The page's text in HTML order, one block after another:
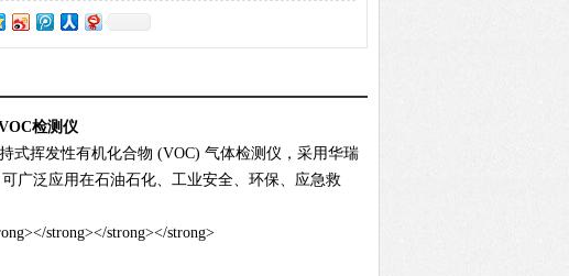
检测仪
式挥发性有机化合物 (VOC) 气体检测仪，采用华瑞
广泛应用在石油石化、工业安全、环保、应急救